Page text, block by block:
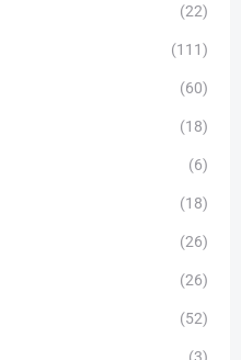
(22)
(111)
(60)
(18)
(6)
(18)
(26)
(26)
(52)